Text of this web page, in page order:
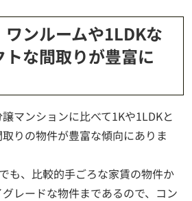
ワンルームや1LDKな
トな間取りが豊富に
マンションに比べて1Kや1LDKと
りの物件が豊富な傾向にありま
も、比較的手ごろな家賃の物件か
レードな物件まであるので、コン